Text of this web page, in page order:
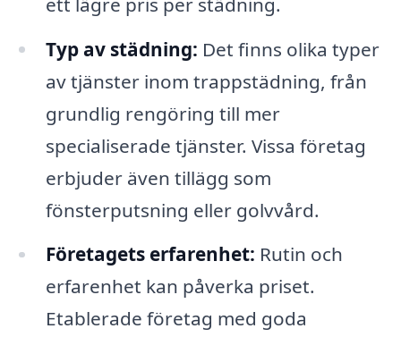
Typ av städning: Det finns olika typer
av tjänster inom trappstädning, från
grundlig rengöring till mer
specialiserade tjänster. Vissa företag
erbjuder även tillägg som
fönsterputsning eller golvvård.
Företagets erfarenhet: Rutin och
erfarenhet kan påverka priset.
Etablerade företag med goda